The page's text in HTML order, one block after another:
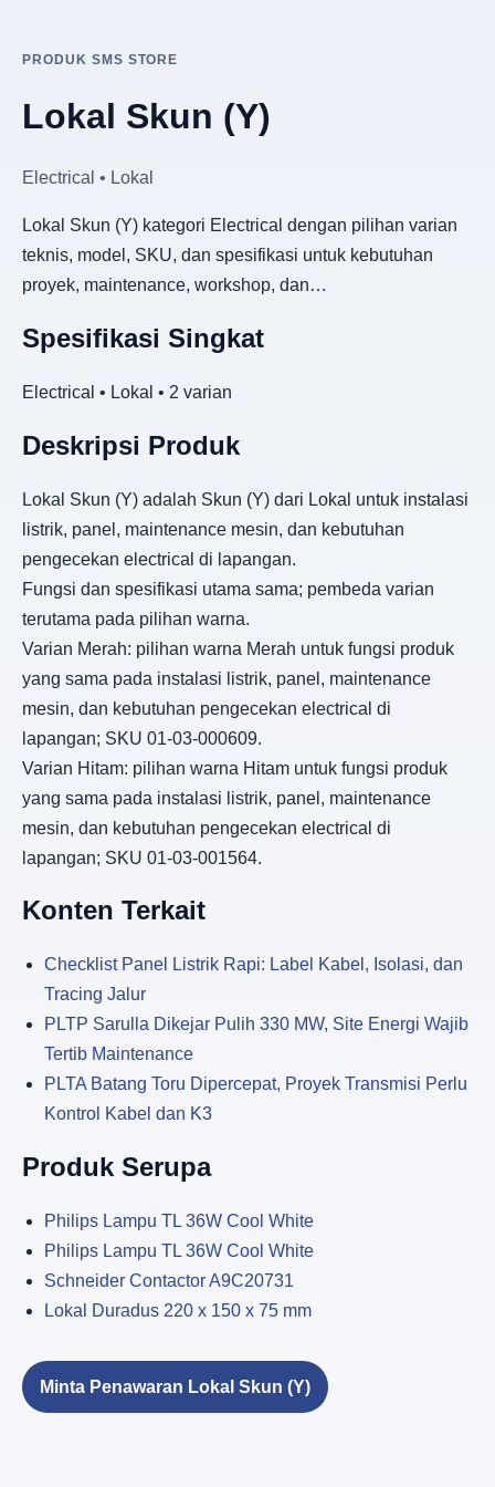
PRODUK SMS STORE
Lokal Skun (Y)
Electrical • Lokal
Lokal Skun (Y) kategori Electrical dengan pilihan varian
teknis, model, SKU, dan spesifikasi untuk kebutuhan
proyek, maintenance, workshop, dan…
Spesifikasi Singkat
Electrical • Lokal • 2 varian
Deskripsi Produk
Lokal Skun (Y) adalah Skun (Y) dari Lokal untuk instalasi
listrik, panel, maintenance mesin, dan kebutuhan
pengecekan electrical di lapangan.
Fungsi dan spesifikasi utama sama; pembeda varian
terutama pada pilihan warna.
Varian Merah: pilihan warna Merah untuk fungsi produk
yang sama pada instalasi listrik, panel, maintenance
mesin, dan kebutuhan pengecekan electrical di
lapangan; SKU 01-03-000609.
Varian Hitam: pilihan warna Hitam untuk fungsi produk
yang sama pada instalasi listrik, panel, maintenance
mesin, dan kebutuhan pengecekan electrical di
lapangan; SKU 01-03-001564.
Konten Terkait
Checklist Panel Listrik Rapi: Label Kabel, Isolasi, dan
Tracing Jalur
PLTP Sarulla Dikejar Pulih 330 MW, Site Energi Wajib
Tertib Maintenance
PLTA Batang Toru Dipercepat, Proyek Transmisi Perlu
Kontrol Kabel dan K3
Produk Serupa
Philips Lampu TL 36W Cool White
Philips Lampu TL 36W Cool White
Schneider Contactor A9C20731
Lokal Duradus 220 x 150 x 75 mm
Minta Penawaran Lokal Skun (Y)